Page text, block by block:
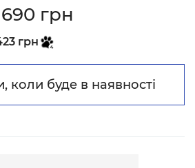
грн
грн
коли буде в наявності